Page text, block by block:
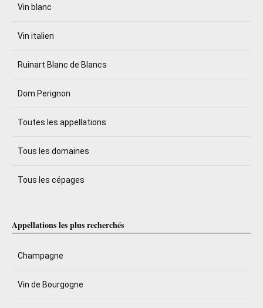
Vin blanc
Vin italien
Ruinart Blanc de Blancs
Dom Perignon
Toutes les appellations
Tous les domaines
Tous les cépages
Appellations les plus recherchés
Champagne
Vin de Bourgogne